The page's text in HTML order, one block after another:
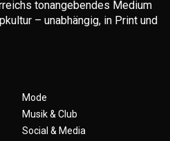
tonangebendes Medium
– unabhängig, in Print und
Mode
Musik & Club
Social & Media